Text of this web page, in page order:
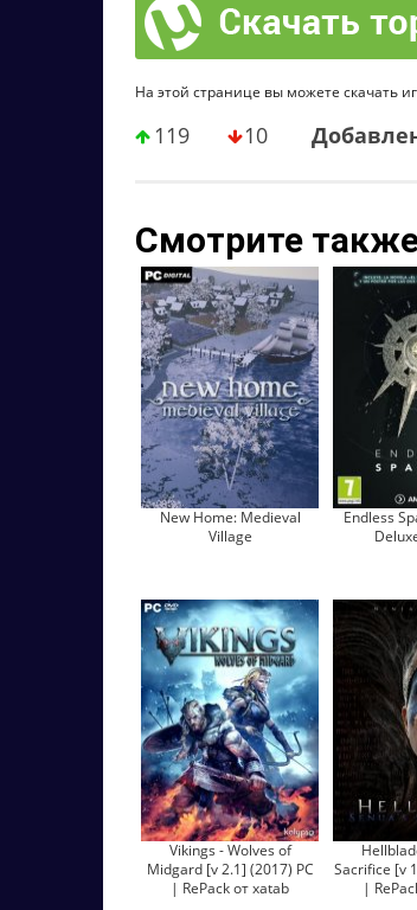
На этой странице вы можете скачать
119 10
Смотрите
New Home: Medieval
Village
Endless
Vikings - Wolves of
Midgard [v 2.1] (2017) PC
| RePack от xatab
Sacrifice [v
|